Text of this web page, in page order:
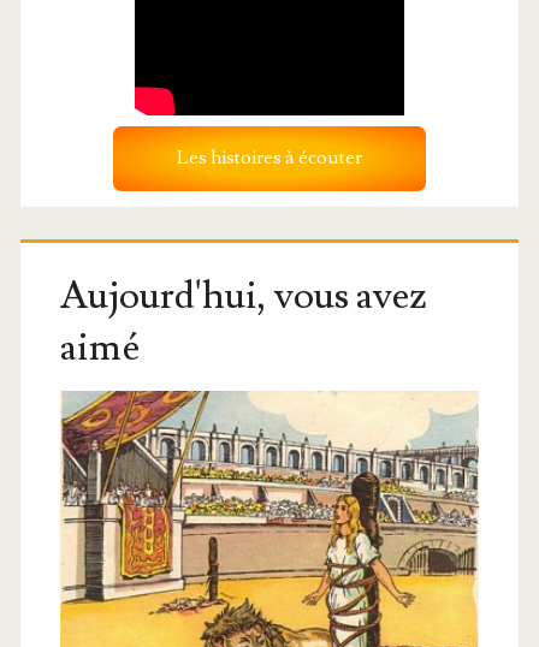
Les histoires à écouter
Aujourd'hui, vous avez
aimé